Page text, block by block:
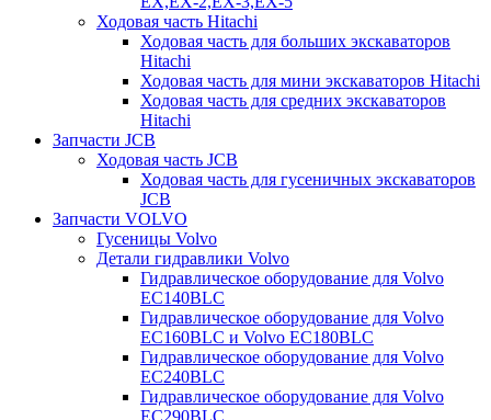
Ходовая часть Hitachi
Ходовая часть для больших экскаваторов
Hitachi
Ходовая часть для мини экскаваторов Hitachi
Ходовая часть для средних экскаваторов
Hitachi
Запчасти JCB
Ходовая часть JCB
Ходовая часть для гусеничных экскаваторов
JCB
Запчасти VOLVO
Гусеницы Volvo
Детали гидравлики Volvo
Гидравлическое оборудование для Volvo
EC140BLC
Гидравлическое оборудование для Volvo
EC160BLC и Volvo EC180BLC
Гидравлическое оборудование для Volvo
EC240BLC
Гидравлическое оборудование для Volvo
EC290BLC